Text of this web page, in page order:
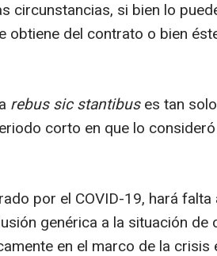
circunstancias, si bien lo
obtiene del contrato o bien
rebus sic stantibuses tan
corto en que lo
por el COVID-19, hará
genérica a la situación
en el marco de la crisis